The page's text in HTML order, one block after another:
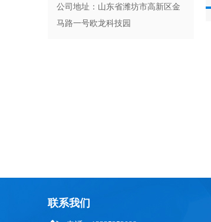
公司地址：山东省潍坊市高新区金
马路一号欧龙科技园
联系我们